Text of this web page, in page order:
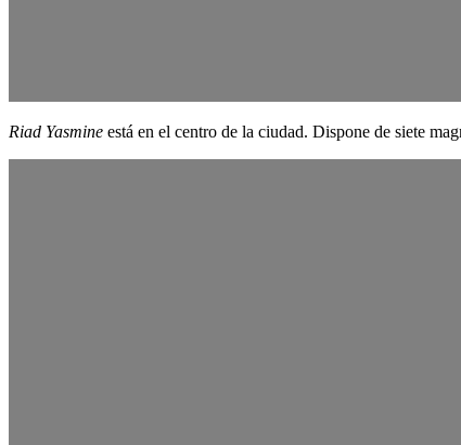
Riad Yasmine está en el centro de la ciudad. Dispone de siete